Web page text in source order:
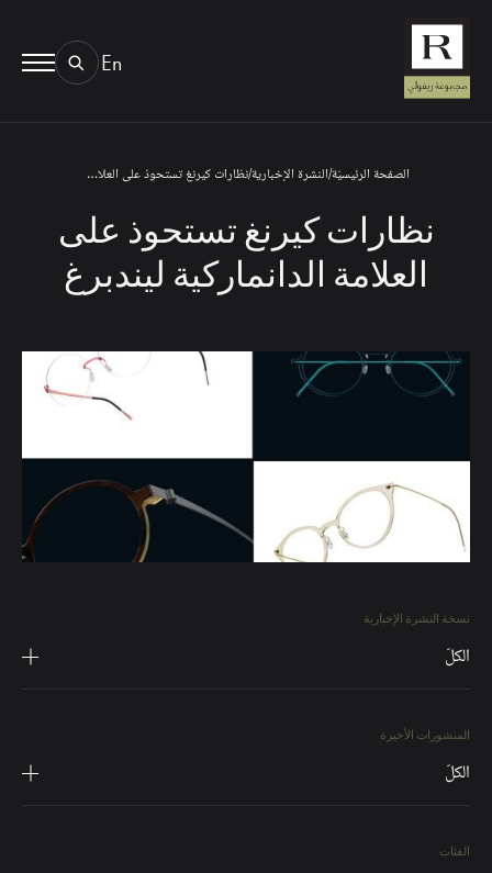
En
الصفحة الرئيسيّة/النشرة الإخبارية/ نظارات كيرنغ تستحوذ على العلامة الدانماركية ليندبرغ
نظارات كيرنغ تستحوذ على
العلامة الدانماركية ليندبرغ
نسخة النشرة الإخبارية
الكلّ
المنشورات الأخيرة
الكلّ
الفئات
BOOK AN EYE TEST